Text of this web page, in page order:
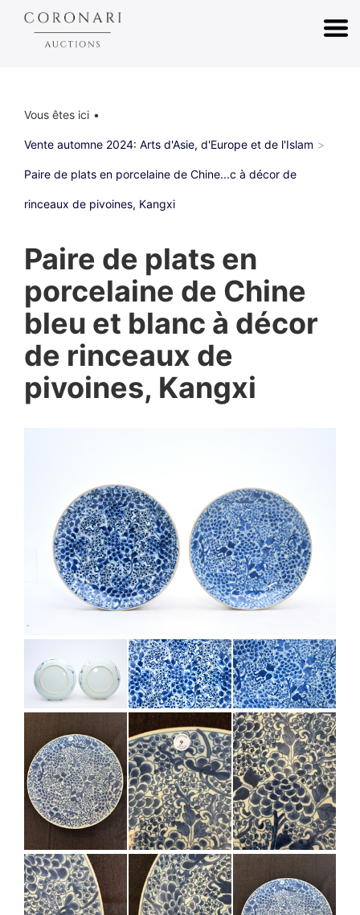
Vous êtes ici
Vente automne 2024: Arts d'Asie, d'Europe et de l'Islam
Paire de plats en porcelaine de Chine...c à décor de
rinceaux de pivoines, Kangxi
Paire de plats en
porcelaine de Chine
bleu et blanc à décor
de rinceaux de
pivoines, Kangxi